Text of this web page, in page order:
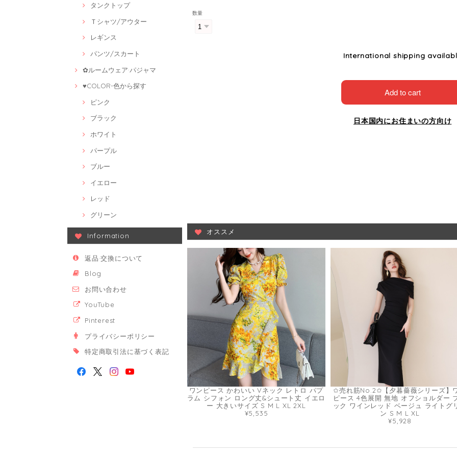
タンクトップ
Ｔシャツ/アウター
レギンス
パンツ/スカート
✿ルームウェア·パジャマ
♥COLOR-色から探す
ピンク
ブラック
ホワイト
パープル
ブルー
イエロー
レッド
グリーン
Information
返品·交換について
Blog
お問い合わせ
YouTube
Pinterest
プライバシーポリシー
特定商取引法に基づく表記
数量
International shipping
Add to cart
日本国内にお住まいの方向け
オススメ
ワンピース かわいい Vネック レトロ パプ
ラム シフォン ロング丈&シュート丈 イエロ
ー 大きいサイズ S M L XL 2XL
¥5,535
✩売れ筋No.2✩【夕暮薔薇シリーズ】
ピース 4色展開 無地 オフショルダー
ック ワインレッド ベージュ ライトグ
ン S M L XL
¥5,928